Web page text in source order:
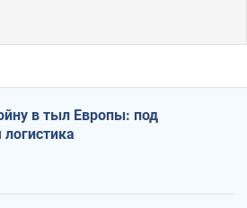
в тыл Европы: под
логистика